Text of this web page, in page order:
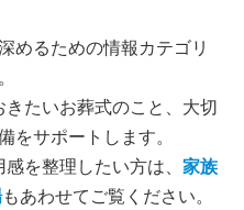
めるための情報カテゴリ
たいお葬式のこと、大切
をサポートします。
を整理したい方は、 家族
もあわせてご覧ください。